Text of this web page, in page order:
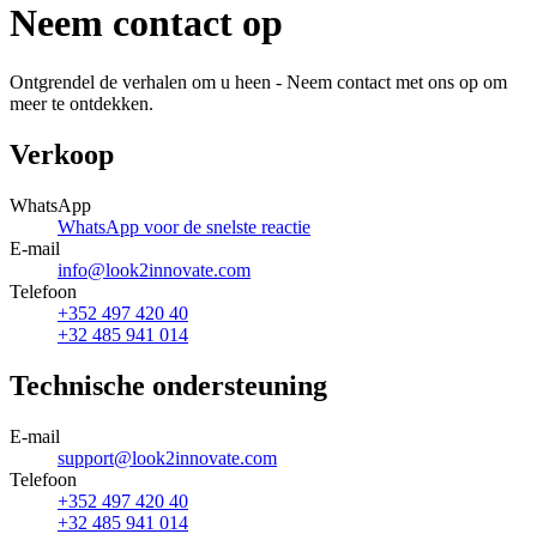
Neem contact op
Ontgrendel de verhalen om u heen - Neem contact met ons op om
meer te ontdekken.
Verkoop
WhatsApp
WhatsApp voor de snelste reactie
E-mail
info@look2innovate.com
Telefoon
+352 497 420 40
+32 485 941 014
Technische ondersteuning
E-mail
support@look2innovate.com
Telefoon
+352 497 420 40
+32 485 941 014